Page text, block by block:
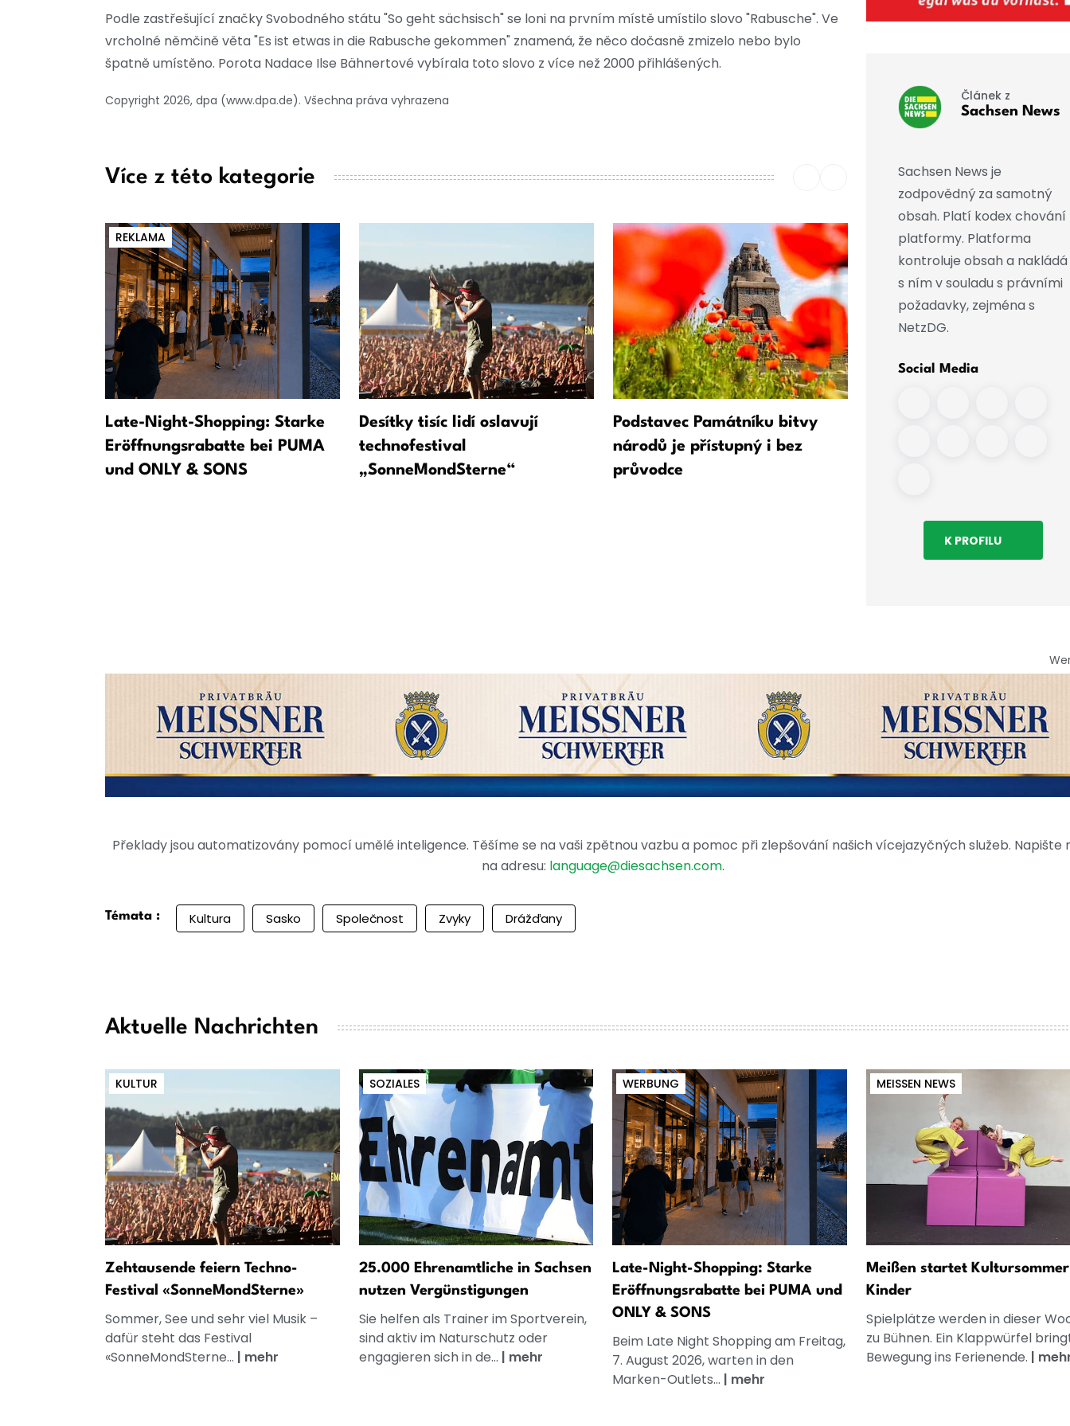
Podle zastřešující značky Svobodného státu "So geht sächsisch" se loni na prvním místě umístilo slovo "Rabusche". Ve
vrcholné němčině věta "Es ist etwas in die Rabusche gekommen" znamená, že něco dočasně zmizelo nebo bylo
špatně umístěno. Porota Nadace Ilse Bähnertové vybírala toto slovo z více než 2000 přihlášených.
Copyright 2026, dpa (www.dpa.de). Všechna práva vyhrazena
Více z této kategorie
REKLAMA
Late-Night-Shopping: Starke
Eröffnungsrabatte bei PUMA
und ONLY & SONS
Desítky tisíc lidí oslavují
technofestival
„SonneMondSterne“
Podstavec Památníku bitvy
národů je přístupný i bez
průvodce
Článek z
Sachsen News
Sachsen News je
zodpovědný za samotný
obsah. Platí kodex chování
platformy. Platforma
kontroluje obsah a nakládá
s ním v souladu s právními
požadavky, zejména s
NetzDG.
Social Media
K PROFILU
Překlady jsou automatizovány pomocí umělé inteligence. Těšíme se na vaši zpětnou vazbu a pomoc při zlepšování našich vícejazyčných služeb. Napište
na adresu: language@diesachsen.com.
Témata : Kultura Sasko Společnost Zvyky Drážďany
Aktuelle Nachrichten
KULTUR
Zehtausende feiern Techno-
Festival «SonneMondSterne»
Sommer, See und sehr viel Musik –
dafür steht das Festival
«SonneMondSterne... | mehr
SOZIALES
25.000 Ehrenamtliche in Sachsen
nutzen Vergünstigungen
Sie helfen als Trainer im Sportverein,
sind aktiv im Naturschutz oder
engagieren sich in de... | mehr
WERBUNG
Late-Night-Shopping: Starke
Eröffnungsrabatte bei PUMA und
ONLY & SONS
Beim Late Night Shopping am Freitag,
7. August 2026, warten in den
Marken-Outlets... | mehr
MEISSEN NEWS
Meißen startet
Kinder
Spielplätze werden in dieser
zu Bühnen. Ein Klappwürfel
Bewegung ins Ferienende. |